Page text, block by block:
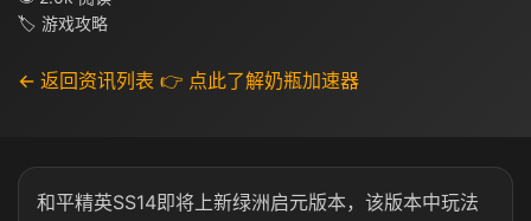
🏷 游戏攻略
← 返回资讯列表 👉 点此了解奶瓶加速器
和平精英SS14即将上新绿洲启元版本，该版本中玩法